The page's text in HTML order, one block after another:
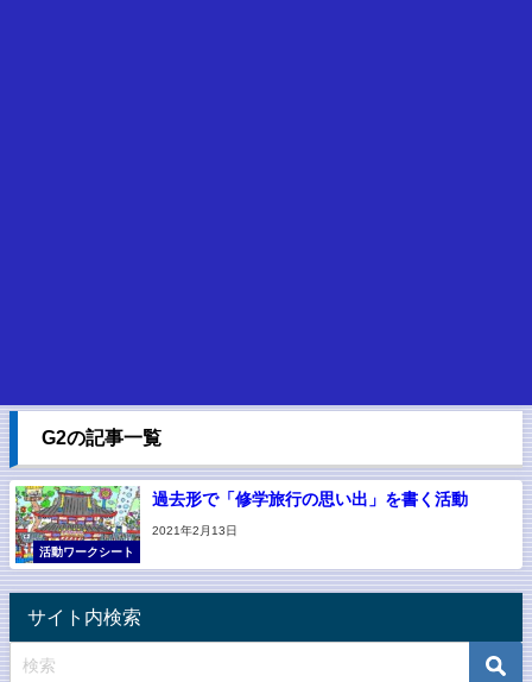
G2の記事一覧
活動ワークシート
過去形で「修学旅行の思い出」を書く活動
2021年2月13日
サイト内検索